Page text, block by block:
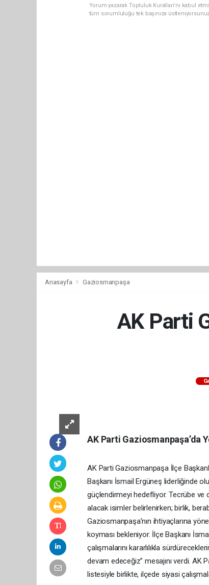
Yorum yazarak Topluluk Kuralları’nı kabul
tüm sorumluluğu tek başınıza
Anasayfa Gaziosmanpaşa
AK Parti